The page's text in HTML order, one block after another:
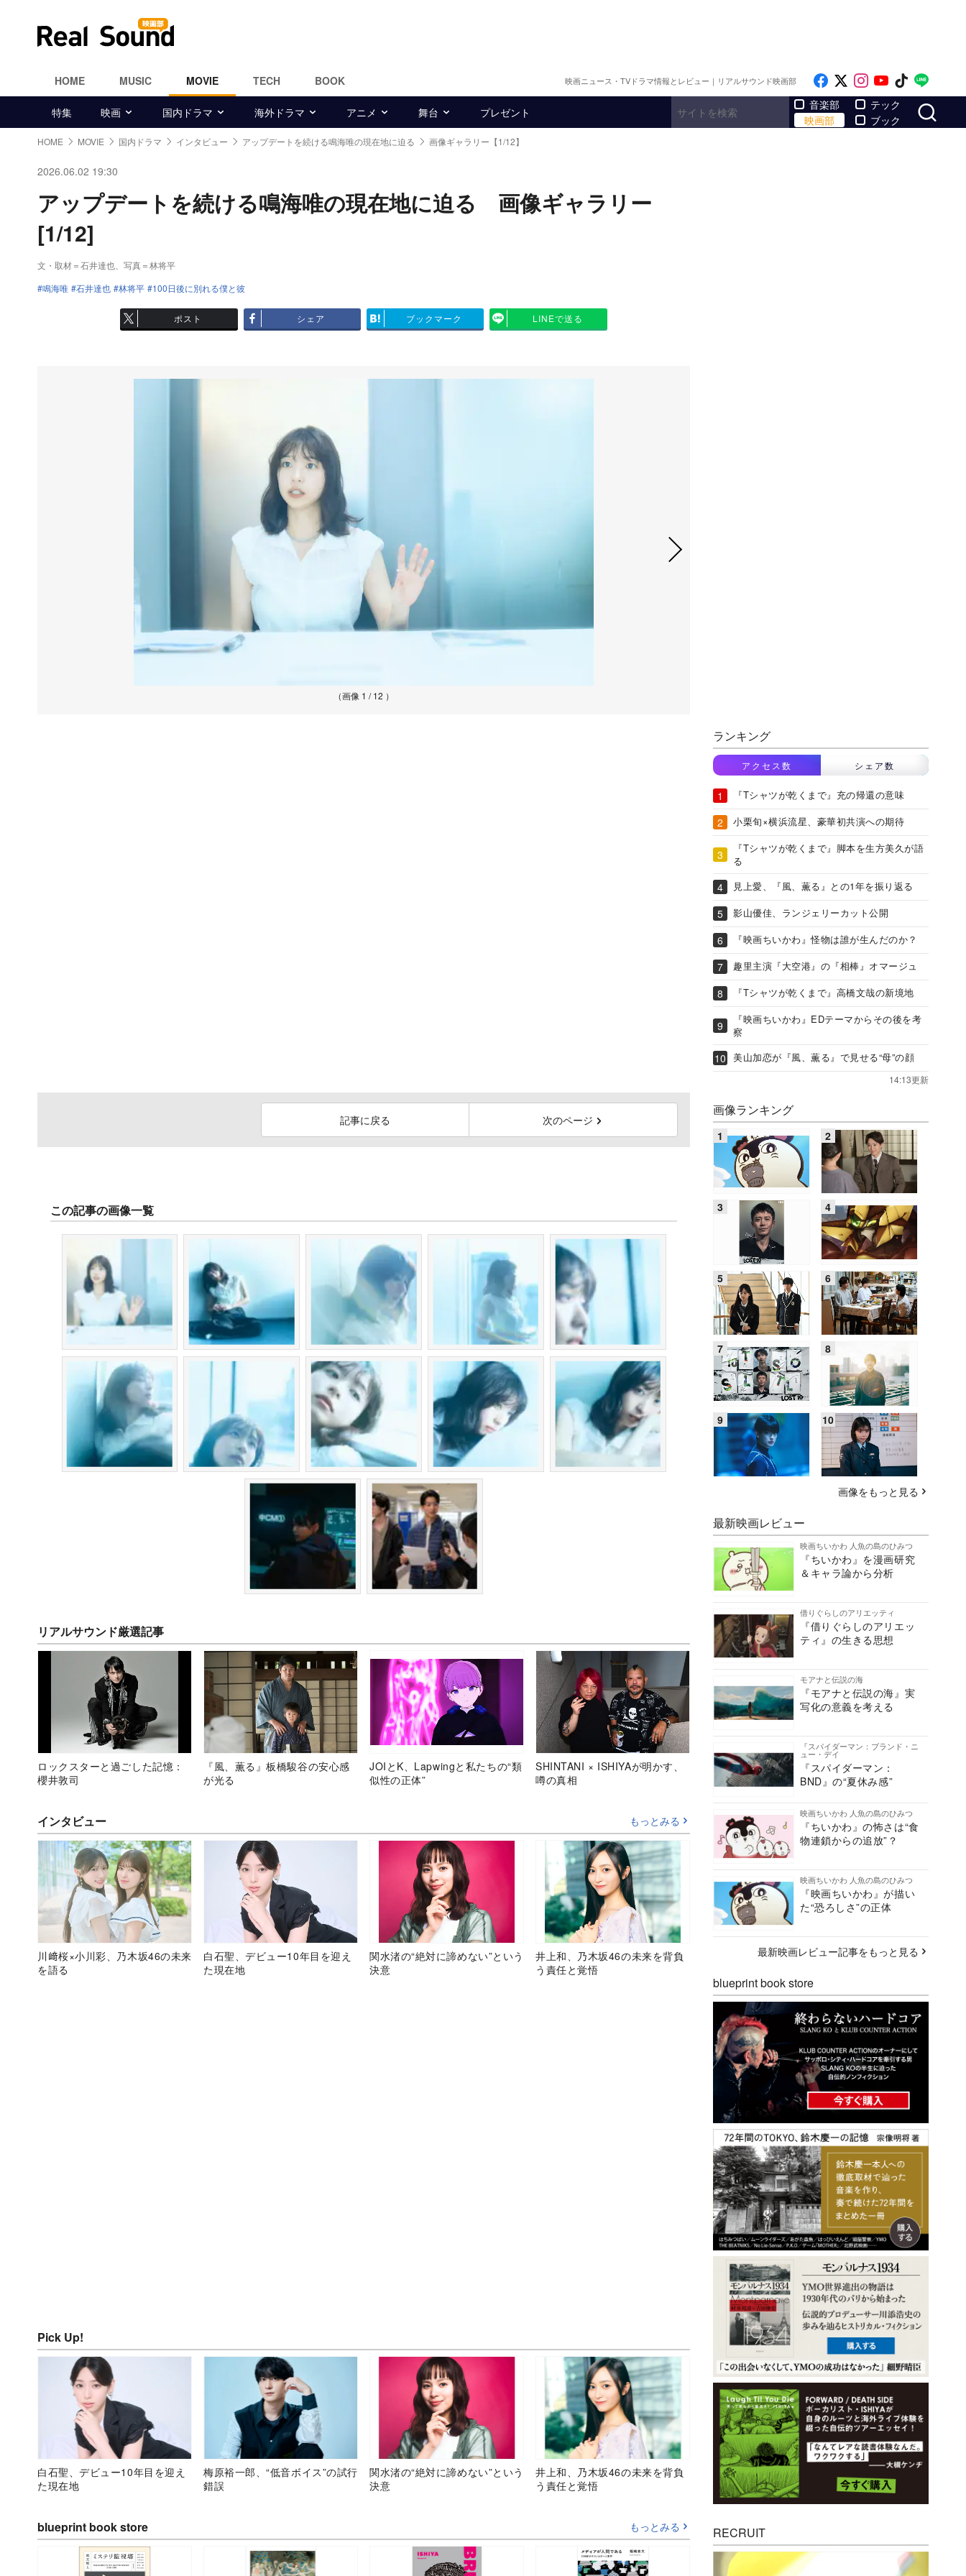
HOME MUSIC MOVIE TECH BOOK 映画ニュース・TVドラマ情報とレビュー｜リアルサウンド映画部 Like on Facebook
Follow on x
Follow on
Follow on
Follow
特集 映画 国内ドラマ 海外ドラマ アニメ 舞台 プレゼント
音楽部
映画部
テック
ブック
HOME MOVIE 国内ドラマ インタビュー アップデートを続ける鳴海唯の現在地に迫る 画像ギャラリー【1/12】
2026.06.02 19:30
アップデートを続ける鳴海唯の現在地に迫る 画像ギャラリー
[1/12]
文・取材＝石井達也、写真＝林将平
鳴海唯
石井達也 林将平 100日後に別れる僕と彼
ポスト シェア ブックマーク LINEで送る
（画像 1 / 12 ）
記事に戻る 次のページ
この記事の画像一覧
リアルサウンド厳選記事
ロックスターと過ごした記憶：
櫻井敦司
『風、薫る』板橋駿谷の安心感
が光る
JOIとK、Lapwingと私たちの“類
似性の正体”
SHINTANI × ISHIYAが明かす、
噂の真相
インタビュー もっとみる
川﨑桜×小川彩、乃木坂46の未来
を語る
白石聖、デビュー10年目を迎え
た現在地
関水渚の“絶対に諦めない”という
決意
井上和、乃木坂46の未来を背負
う責任と覚悟
Pick Up!
白石聖、デビュー10年目を迎え
た現在地
梅原裕一郎、“低音ボイス”の試行
錯誤
関水渚の“絶対に諦めない”という
決意
井上和、乃木坂46の未来を背負
う責任と覚悟
blueprint book store もっとみる
ランキング
アクセス数 シェア数
『Tシャツが乾くまで』充の帰還の意味
小栗旬×横浜流星、豪華初共演への期待
『Tシャツが乾くまで』脚本を生方美久が語
る
見上愛、『風、薫る』との1年を振り返る
影山優佳、ランジェリーカット公開
『映画ちいかわ』怪物は誰が生んだのか？
趣里主演『大空港』の『相棒』オマージュ
『Tシャツが乾くまで』高橋文哉の新境地
『映画ちいかわ』EDテーマからその後を考
察
美山加恋が『風、薫る』で見せる“母”の顔
14:13更新
画像ランキング
画像をもっと見る
最新映画レビュー
映画ちいかわ 人魚の島のひみつ
『ちいかわ』を漫画研究
＆キャラ論から分析
借りぐらしのアリエッティ
『借りぐらしのアリエッ
ティ』の生きる思想
モアナと伝説の海
『モアナと伝説の海』実
写化の意義を考える
『スパイダーマン：ブランド・ニ
ュー・デイ
『スパイダーマン：
BND』の“夏休み感”
映画ちいかわ 人魚の島のひみつ
『ちいかわ』の怖さは“食
物連鎖からの追放”？
映画ちいかわ 人魚の島のひみつ
『映画ちいかわ』が描い
た“恐ろしさ”の正体
最新映画レビュー記事をもっと見る
blueprint book store
RECRUIT